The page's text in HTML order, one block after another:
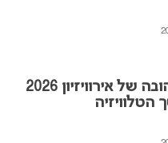
הדמות האהובה של אירוויזיון 2026
הטלוויזיה